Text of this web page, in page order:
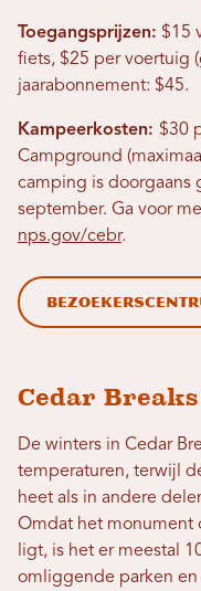
Toegangsprijzen: $15
fiets, $25 per voertuig
jaarabonnement: $45.
Kampeerkosten: $30
Campground
camping is doorgaans
september. Ga voor
nps.gov/cebr.
Cedar Breaks
De winters in Cedar
temperaturen, terwijl
heet als in andere
Omdat het monument
ligt, is het er meestal
omliggende parken en